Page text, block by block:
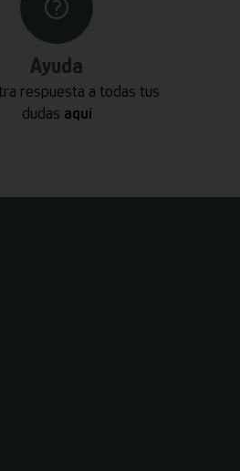
Ayuda
respuesta a todas tus
dudas aquí